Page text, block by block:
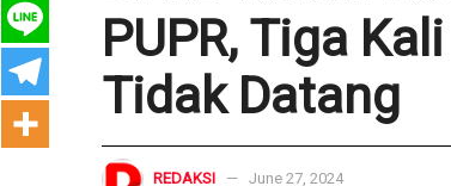
PUPR, Tiga
Tidak Datang
REDAKSI June 27, 2024